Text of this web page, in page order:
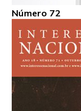
Número 72